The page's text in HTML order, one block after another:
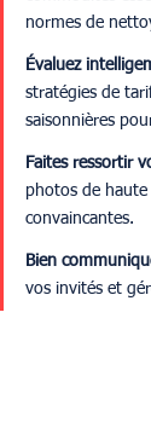
normes de
Évaluez
stratégies de
saisonnières
Faites ressortir
photos de
convaincantes.
Bien
vos invités et